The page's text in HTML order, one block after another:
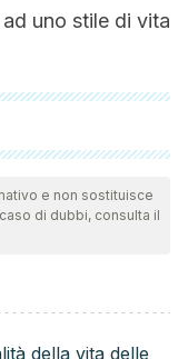
uno stile di vita
a fondo dal nostro
l'attualità e la
è stata considerata
L. C. K., Maples, R.,
uses, and
in commercial
e non sostituisce
di dubbi, consulta il